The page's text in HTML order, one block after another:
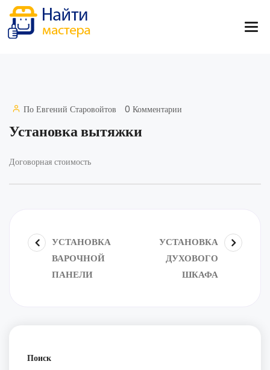
По Евгений Старовойтов 0 Комментарии
Установка вытяжки
Договорная стоимость
УСТАНОВКА
ВАРОЧНОЙ
ПАНЕЛИ
УСТАНОВКА
ДУХОВОГО
ШКАФА
Поиск